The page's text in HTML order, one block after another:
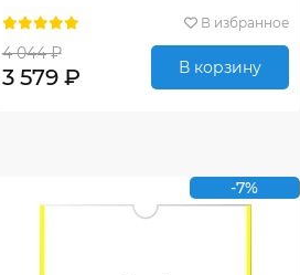
В избранное
4 044 ₽
3 579 ₽ В корзину
-7%